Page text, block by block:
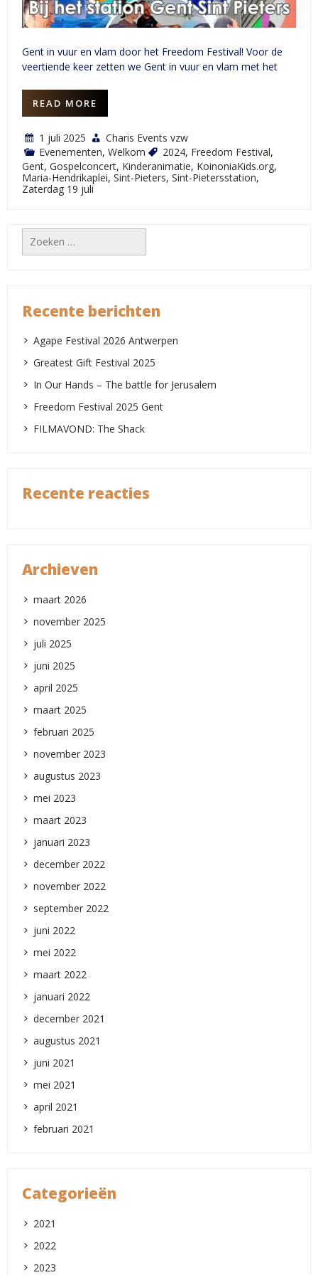
Gent in vuur en vlam door het Freedom Festival! Voor de
veertiende keer zetten we Gent in vuur en vlam met het
READ MORE
1 juli 2025
Charis Events vzw
Evenementen, Welkom 2024, Freedom Festival,
Gent, Gospelconcert, Kinderanimatie, KoinoniaKids.org,
Maria-Hendrikaplei, Sint-Pieters, Sint-Pietersstation,
Zaterdag 19 juli
Zoeken
naar:
Recente berichten
Agape Festival 2026 Antwerpen
Greatest Gift Festival 2025
In Our Hands – The battle for Jerusalem
Freedom Festival 2025 Gent
FILMAVOND: The Shack
Recente reacties
Archieven
maart 2026
november 2025
juli 2025
juni 2025
april 2025
maart 2025
februari 2025
november 2023
augustus 2023
mei 2023
maart 2023
januari 2023
december 2022
november 2022
september 2022
juni 2022
mei 2022
maart 2022
januari 2022
december 2021
augustus 2021
juni 2021
mei 2021
april 2021
februari 2021
Categorieën
2021
2022
2023